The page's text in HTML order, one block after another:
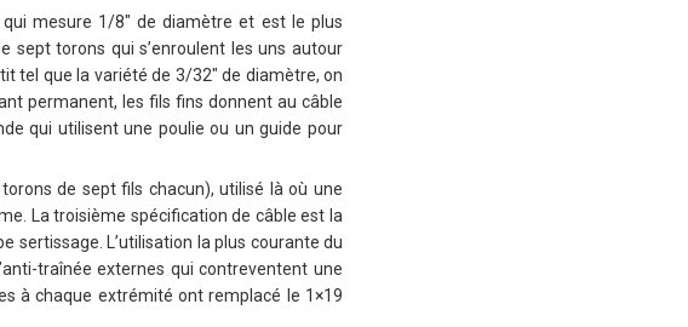
mesure 1/8″ de diamètre et est le plus
sept torons qui s’enroulent les uns autour
tel que la variété de 3/32″ de diamètre, on
permanent, les fils fins donnent au câble
qui utilisent une poulie ou un guide pour
de sept fils chacun), utilisé là où une
La troisième spécification de câble est la
sertissage. L’utilisation la plus courante du
traînée externes qui contreventent une
à chaque extrémité ont remplacé le 1×19